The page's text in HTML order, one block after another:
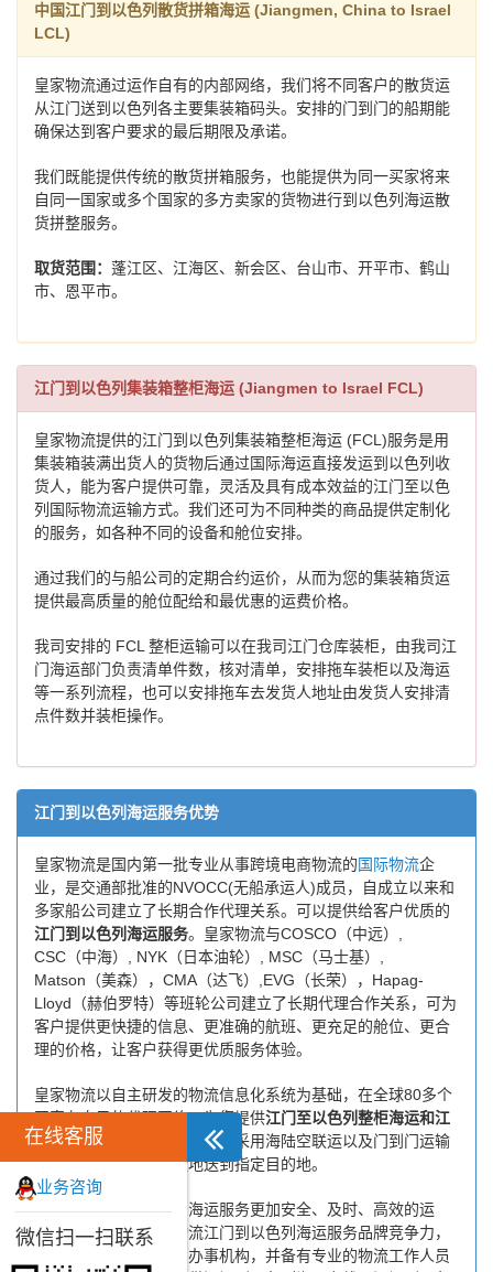
中国江门到以色列散货拼箱海运 (Jiangmen, China to Israel
LCL)
皇家物流通过运作自有的内部网络，我们将不同客户的散货运
从江门送到以色列各主要集装箱码头。安排的门到门的船期能
确保达到客户要求的最后期限及承诺。
我们既能提供传统的散货拼箱服务，也能提供为同一买家将来
自同一国家或多个国家的多方卖家的货物进行到以色列海运散
货拼整服务。
取货范围： 蓬江区、江海区、新会区、台山市、开平市、鹤山
市、恩平市。
江门到以色列集装箱整柜海运 (Jiangmen to Israel FCL)
皇家物流提供的江门到以色列集装箱整柜海运 (FCL)服务是用
集装箱装满出货人的货物后通过国际海运直接发运到以色列收
货人，能为客户提供可靠，灵活及具有成本效益的江门至以色
列国际物流运输方式。我们还可为不同种类的商品提供定制化
的服务，如各种不同的设备和舱位安排。
通过我们的与船公司的定期合约运价，从而为您的集装箱货运
提供最高质量的舱位配给和最优惠的运费价格。
我司安排的 FCL 整柜运输可以在我司江门仓库装柜，由我司江
门海运部门负责清单件数，核对清单，安排拖车装柜以及海运
等一系列流程，也可以安排拖车去发货人地址由发货人安排清
点件数并装柜操作。
江门到以色列海运服务优势
皇家物流是国内第一批专业从事跨境电商物流的国际物流企
业，是交通部批准的NVOCC(无船承运人)成员，自成立以来和
多家船公司建立了长期合作代理关系。可以提供给客户优质的
江门到以色列海运服务。皇家物流与COSCO（中远）,
CSC（中海）, NYK（日本油轮）, MSC（马士基）,
Matson（美森），CMA（达飞）,EVG（长荣），Hapag-
Lloyd（赫伯罗特）等班轮公司建立了长期代理合作关系，可为
客户提供更快捷的信息、更准确的航班、更充足的舱位、更合
理的价格，让客户获得更优质服务体验。
皇家物流以自主研发的物流信息化系统为基础，在全球80多个
国家有自己的代理网络，为您提供江门至以色列整柜海运和江
门至以色列拼箱海运服务 ，并采用海陆空联运以及门到门运输
模式，将货物安全快捷地送到指定目的地。
为了保证江门到以色列海运服务更加安全、及时、高效的运
营，进一步提高皇家物流江门到以色列海运服务品牌竞争力，
公司在江门专门设立了办事机构，并备有专业的物流工作人员
在线客服
业务咨询
微信扫一扫联系